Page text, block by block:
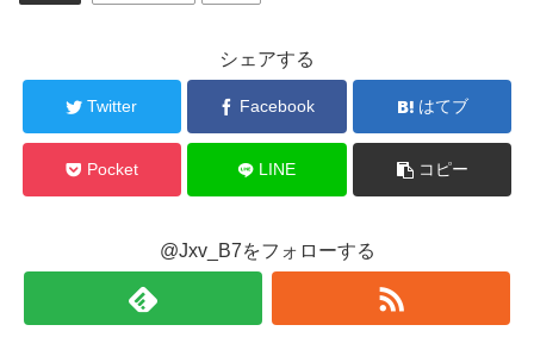
シェアする
Twitter Facebook はてブ
Pocket LINE コピー
@Jxv_B7をフォローする